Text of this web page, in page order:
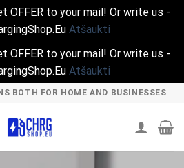
OFFER to your mail! Or write us -
Atšaukti
OFFER to your mail! Or write us -
Atšaukti
BOTH FOR HOME AND BUSINESSES